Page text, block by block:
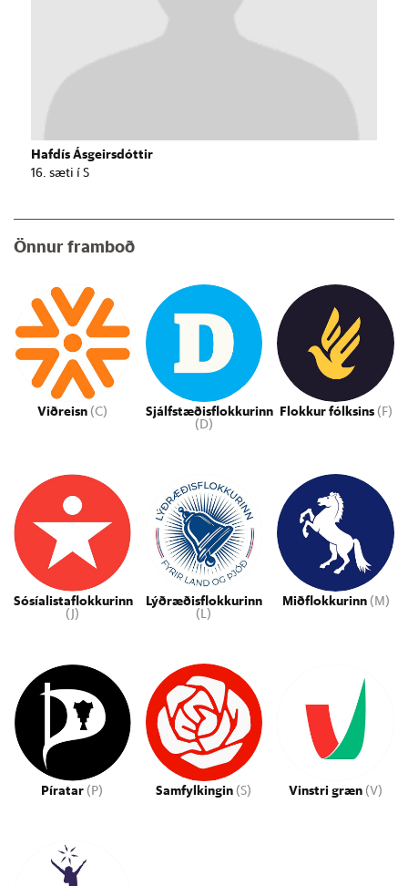
Hafdís Ásgeirsdóttir
16. sæti í S
Önnur framboð
Viðreisn (C) Sjálfstæðisflokkurinn
(D)
Flokkur fólksins (F)
Sósíalistaflokkurinn
(J)
Lýðræðisflokkurinn
(L)
Miðflokkurinn (M)
Píratar (P) Samfylkingin (S) Vinstri græn (V)